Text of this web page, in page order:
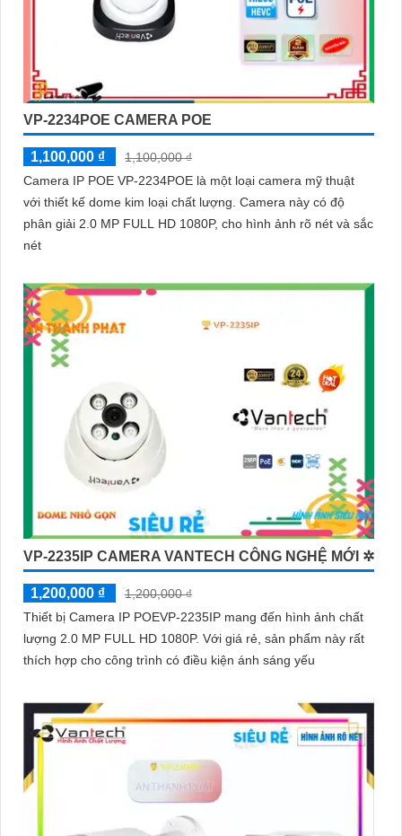
VP-2234POE CAMERA POE
1,100,000 ₫
1,100,000 ₫
Camera IP POE VP-2234POE là một loại camera mỹ thuật
với thiết kế dome kim loại chất lượng. Camera này có độ
phân giải 2.0 MP FULL HD 1080P, cho hình ảnh rõ nét và sắc
nét
VP-2235IP CAMERA VANTECH CÔNG NGHỆ MỚI ✲
1,200,000 ₫
1,200,000 ₫
Thiết bị Camera IP POEVP-2235IP mang đến hình ảnh chất
lượng 2.0 MP FULL HD 1080P. Với giá rẻ, sản phẩm này rất
thích hợp cho công trình có điều kiện ánh sáng yếu